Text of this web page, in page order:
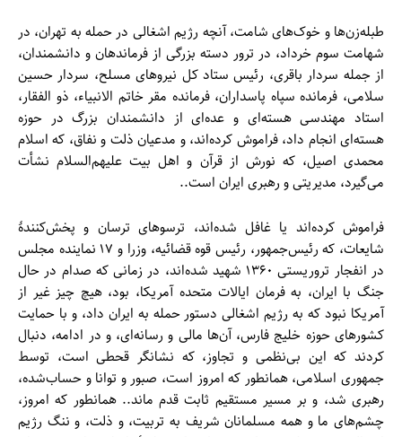
طبله‌زن‌ها و خوک‌های شامت، آنچه رژیم اشغالی در حمله به تهران، در
شهامت سوم خرداد، در ترور دسته بزرگی از فرماندهان و دانشمندان،
از جمله سردار باقری، رئیس ستاد کل نیروهای مسلح، سردار حسین
سلامی، فرمانده سپاه پاسداران، فرمانده مقر خاتم الانبیاء، ذو الفقار،
استاد مهندسی هسته‌ای و عده‌ای از دانشمندان بزرگ در حوزه
هسته‌ای انجام داد، فراموش کرده‌اند، و مدعیان ذلت و نفاق، که اسلام
محمدی اصیل، که نورش از قرآن و اهل بیت علیهم‌السلام نشأت
می‌گیرد، مدیریتی و رهبری ایران است..
فراموش کرده‌اند یا غافل شده‌اند، ترسوهای ترسان و پخش‌کنندهٔ
شایعات، که رئیس‌جمهور، رئیس قوه قضائیه، وزرا و ۱۷ نماینده مجلس
در انفجار تروریستی ۱۳۶۰ شهید شده‌اند، در زمانی که صدام در حال
جنگ با ایران، به فرمان ایالات متحده آمریکا، بود، هیچ چیز غیر از
آمریکا نبود که به رژیم اشغالی دستور حمله به ایران داد، و با حمایت
کشورهای حوزه خلیج فارس، آن‌ها مالی و رسانه‌ای، و در ادامه، دنبال
کردند که این بی‌نظمی و تجاوز، که نشانگر قحطی است، توسط
جمهوری اسلامی، همانطور که امروز است، صبور و توانا و حساب‌شده،
رهبری شد، و بر مسیر مستقیم ثابت قدم ماند.. همانطور که امروز،
چشم‌های ما و همه مسلمانان شریف به تربیت، و ذلت، و ننگ رژیم